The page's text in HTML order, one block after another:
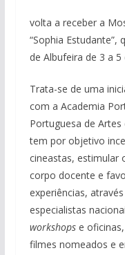
volta a receber a
“Sophia
de Albufeira de 3 a 5
Trata-se de uma
com a Academia
Portuguesa de
tem por objetivo
cineastas, estimular
corpo docente e
experiências,
especialistas
workshopse oficinas,
filmes nomeados e